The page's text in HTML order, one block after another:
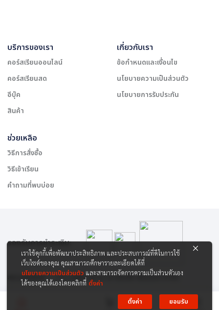
บริการของเรา
คอร์สเรียนออนไลน์
คอร์สเรียนสด
อีบุ๊ค
สินค้า
เกี่ยวกับเรา
ข้อกำหนดและเงื่อนไข
นโยบายความเป็นส่วนตัว
นโยบายการรับประกัน
ช่วยเหลือ
วิธีการสั่งซื้อ
วิธีเข้าเรียน
คำถามที่พบบ่อย
สงวนลิขสิทธิ์ © 2565 บริษัท สยาม เคาเซิลลิ่ง เซ็นเตอร์ จำกัด
รองรับการชำระเงิน:
เราใช้คุกกี้เพื่อพัฒนาประสิทธิภาพ และประสบการณ์ที่ดีในการใช้
เว็บไซต์ของคุณ คุณสามารถศึกษารายละเอียดได้ที่
นโยบายความเป็นส่วนตัว และสามารถจัดการความเป็นส่วนตัวเอง
ได้ของคุณได้เองโดยคลิกที่ ตั้งค่า
ตั้งค่า
ยอมรับ